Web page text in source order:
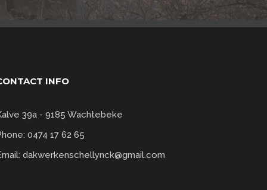
INFO
39a - 9185 Wachtebeke
0474 17 62 65
dakwerkenschellynck@gmail.com